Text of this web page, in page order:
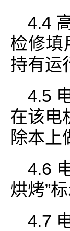
4.4
检修填
持有运
4.5
在该电
除本上
4.6
烘烤”标
4.7